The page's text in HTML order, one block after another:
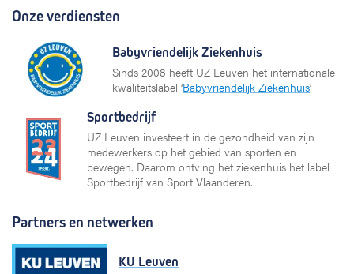
Onze verdiensten
Babyvriendelijk Ziekenhuis
Sinds 2008 heeft UZ Leuven het internationale
kwaliteitslabel ‘Babyvriendelijk Ziekenhuis’
Sportbedrijf
UZ Leuven investeert in de gezondheid van zijn
medewerkers op het gebied van sporten en
bewegen. Daarom ontving het ziekenhuis het label
Sportbedrijf van Sport Vlaanderen.
Partners en netwerken
KU Leuven